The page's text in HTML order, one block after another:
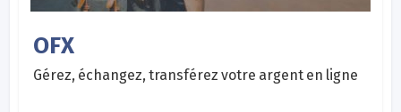
OFX
Gérez, échangez, transférez votre argent en ligne